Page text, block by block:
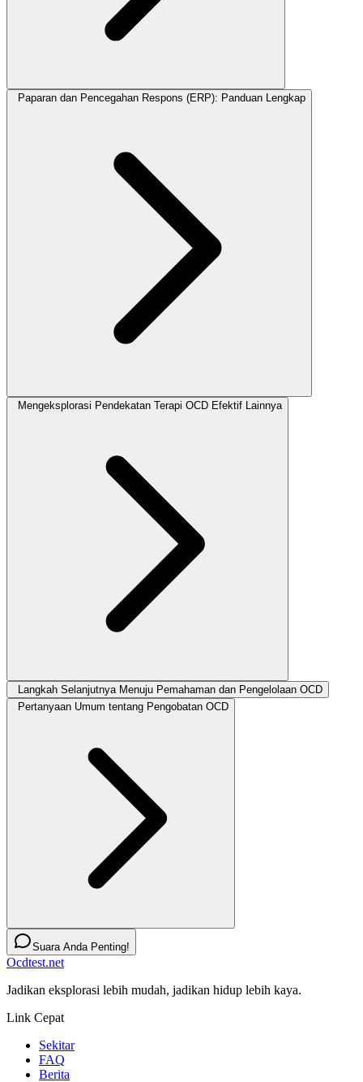
Paparan dan Pencegahan Respons (ERP): Panduan Lengkap
Mengeksplorasi Pendekatan Terapi OCD Efektif Lainnya
Langkah Selanjutnya Menuju Pemahaman dan Pengelolaan OCD
Pertanyaan Umum tentang Pengobatan OCD
Suara Anda Penting!
Ocdtest.net
Jadikan eksplorasi lebih mudah, jadikan hidup lebih kaya.
Link Cepat
Sekitar
FAQ
Berita